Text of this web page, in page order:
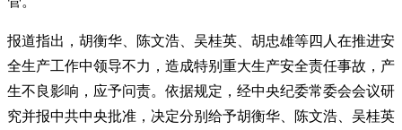
报道指出，胡衡华、陈文浩、吴桂英、胡忠雄等四人在推进安
全生产工作中领导不力，造成特别重大生产安全责任事故，产
生不良影响，应予问责。依据规定，经中央纪委常委会会议研
究并报中共中央批准，决定分别给予胡衡华、陈文浩、吴桂英